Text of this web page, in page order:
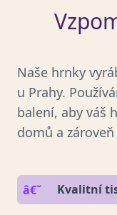
Naše hrnky
u Prahy.
balení, aby váš
domů a
Kvalitní